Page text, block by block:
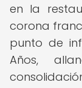
en la
corona
punto de
Años,